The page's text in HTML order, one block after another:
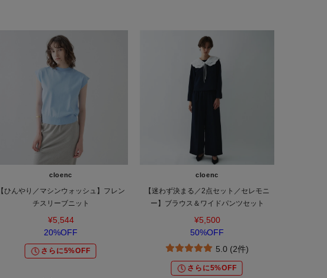
cloenc
【ひんやり／マシンウォッシュ】フレン
チスリーブニット
¥5,544
20%OFF
さらに5%OFF
cloenc
【迷わず決まる／2点セット／セレモニ
ー】ブラウス＆ワイドパンツセット
¥5,500
50%OFF
5.0 (2件)
さらに5%OFF